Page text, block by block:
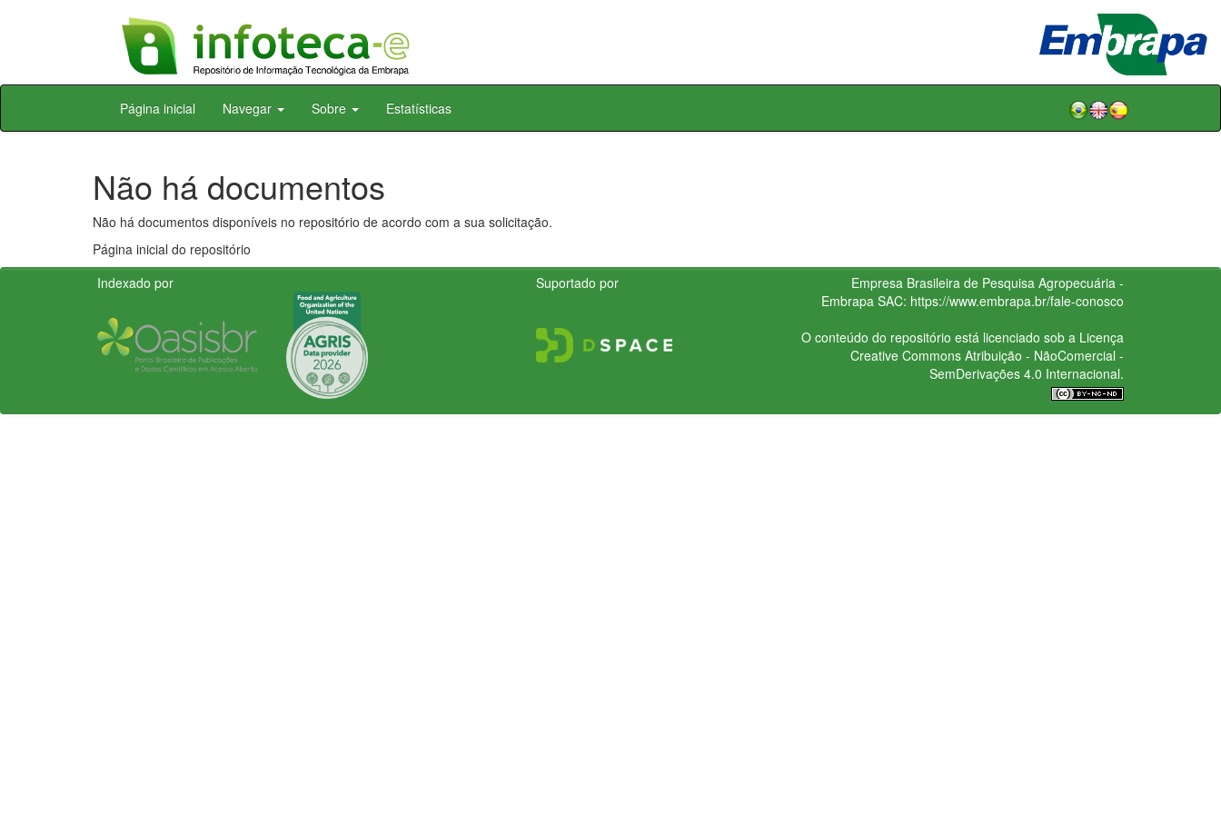
Skip
Página inicial Navegar Sobre Estatísticas
Não há documentos
Não há documentos disponíveis no repositório de acordo com a sua solicitação.
Página inicial do repositório
Indexado por
Suportado por
Empresa Brasileira de Pesquisa Agropecuária -
Embrapa SAC: https://www.embrapa.br/fale-conosco
O conteúdo do repositório está licenciado sob a Licença
Creative CommonsAtribuição - NãoComercial -
SemDerivações 4.0 Internacional.